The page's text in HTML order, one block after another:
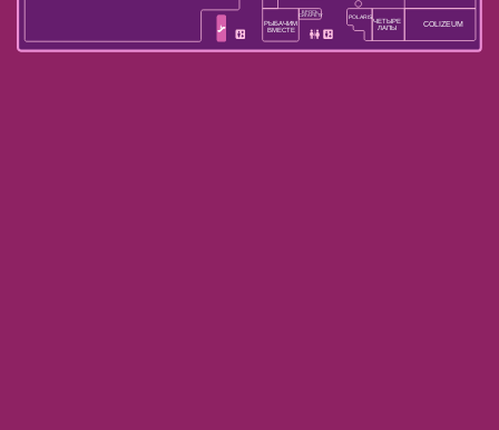
РЫБАЧИМ
ВМЕСТЕ
БРОСЬ
СИГАРЕТУ
COLIZEUM
ЧЕТЫРЕ
ЛАПЫ
POLARIS